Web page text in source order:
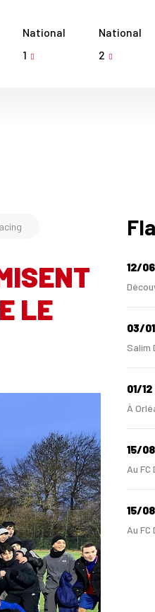
National
1
National
2
LE
12/06
03/01
Salim
01/12
À
15/08
Au
15/08
Au